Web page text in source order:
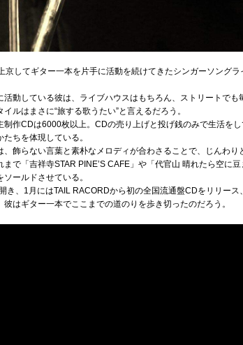
京してギター一本を片手に活動を続けてきたシンガーソングラ
動している彼は、ライブハウスはもちろん、ストリートで
ルはまさに“旅する歌うたい”と言えるだろう。
作CDは6000枚以上。CDの売り上げと投げ銭のみで生活を
ちを体現している。
、飾らない言葉と素朴なメロディが合わさることで、じんわ
で「吉祥寺STAR PINE’S CAFE」や「代官山 晴れたら空に
ールドさせている。
き、1月にはTAIL RACORDから初の全国流通盤CDをリリー
はギター一本でここまでの道のりを歩き切ったのだろう。